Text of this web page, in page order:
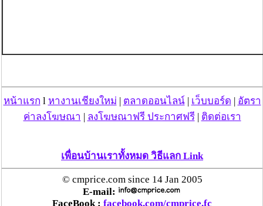
หน้าแรก l หางานเชียงใหม่ | ตลาดออนไลน์| เว็บบอร์ด | อัตรา
ค่าลงโฆษณา | ลงโฆษณาฟรี ประกาศฟรี| ติดต่อเรา
เพื่อนบ้านเราทั้งหมด วิธีแลก Link
© cmprice.com since 14 Jan 2005
E-mail:
FaceBook : facebook.com/cmprice.fc